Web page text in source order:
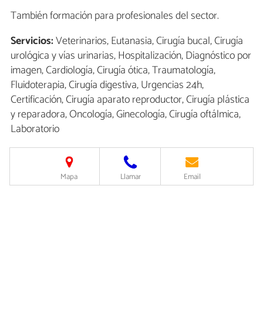
También formación para profesionales del sector.
Servicios:Veterinarios, Eutanasia, Cirugía bucal, Cirugía
urológica y vías urinarias, Hospitalización, Diagnóstico por
imagen, Cardiología, Cirugía ótica, Traumatología,
Fluidoterapia, Cirugía digestiva, Urgencias 24h,
Certificación, Cirugía aparato reproductor, Cirugía plástica
y reparadora, Oncología, Ginecología, Cirugía oftálmica,
Laboratorio
Mapa Llamar Email